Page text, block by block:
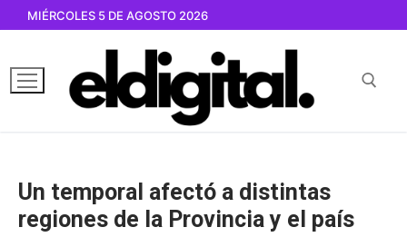
contenido
MIÉRCOLES 5 DE AGOSTO 2026
Un temporal afectó a distintas
regiones de la Provincia y el país